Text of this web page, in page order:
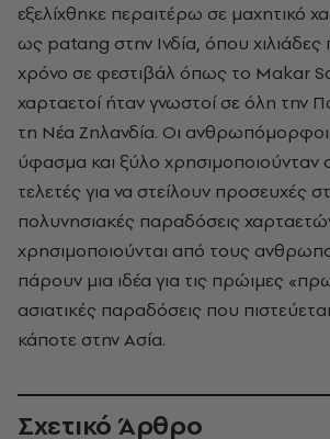
εξελίχθηκε περαιτέρω σε μαχητικό
ως patang στην Ινδία, όπου χιλιάδες
χρόνο σε φεστιβάλ όπως το Makar
χαρταετοί ήταν γνωστοί σε όλη την
τη Νέα Ζηλανδία. Οι
ύφασμα και ξύλο χρησιμοποιούνταν
τελετές για να στείλουν προσευχές
πολυνησιακές παραδόσεις
χρησιμοποιούνται από τους
πάρουν μια ιδέα για τις πρώιμες
ασιατικές παραδόσεις που
κάποτε στην Ασία.
Σχετικό Άρθρο